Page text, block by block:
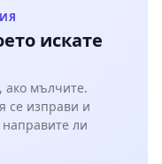
искате
ако мълчите.
се изправи и
ли